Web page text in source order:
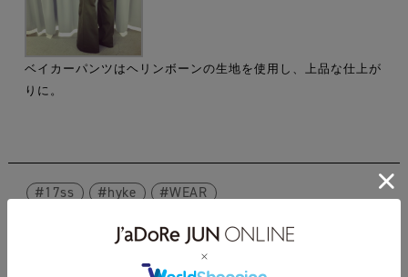
ベイカーパンツはヘリンボーンの生地を使用し、上品な仕上が
りに。
17ss hyke WEAR